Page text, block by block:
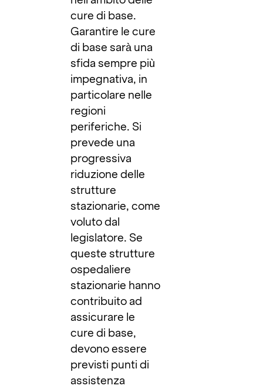
cure di base.
Garantire le cure
di base sarà una
sfida sempre più
impegnativa, in
particolare nelle
regioni
periferiche. Si
prevede una
progressiva
riduzione delle
strutture
stazionarie, come
voluto dal
legislatore. Se
queste strutture
ospedaliere
stazionarie hanno
contribuito ad
assicurare le
cure di base,
devono essere
previsti punti di
assistenza